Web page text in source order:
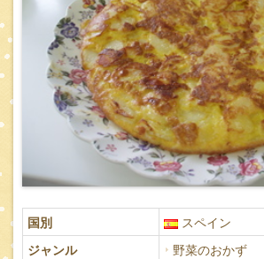
国別
スペイン
ジャンル
野菜のおかず